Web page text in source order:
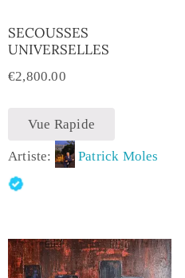
SECOUSSES
UNIVERSELLES
€2,800.00
Vue Rapide
Artiste: Patrick Moles